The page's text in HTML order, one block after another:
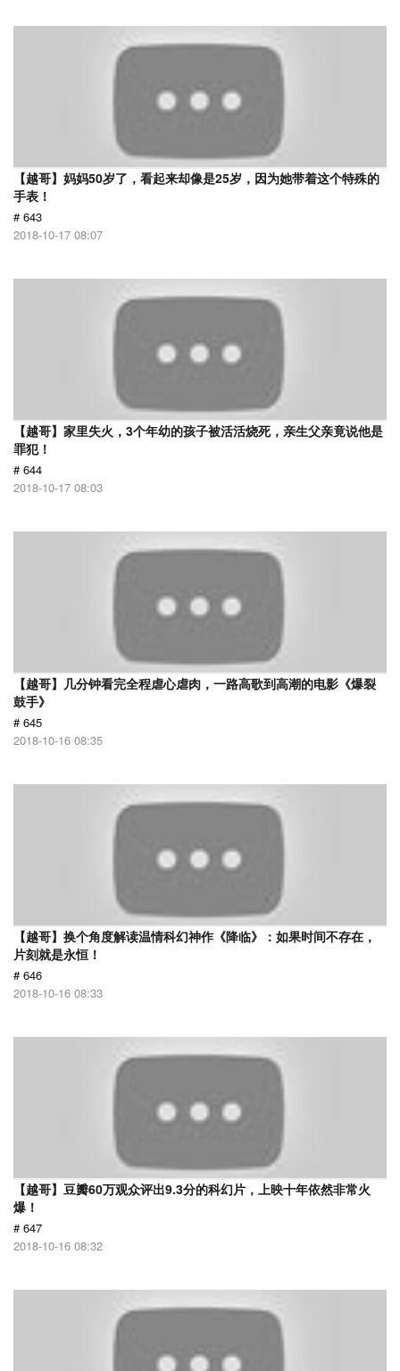
【越哥】妈妈50岁了，看起来却像是25岁，因为她带着这个特殊的
手表！
# 643
2018-10-17 08:07
【越哥】家里失火，3个年幼的孩子被活活烧死，亲生父亲竟说他是
罪犯！
# 644
2018-10-17 08:03
【越哥】几分钟看完全程虐心虐肉，一路高歌到高潮的电影《爆裂
鼓手》
# 645
2018-10-16 08:35
【越哥】换个角度解读温情科幻神作《降临》：如果时间不存在，
片刻就是永恒！
# 646
2018-10-16 08:33
【越哥】豆瓣60万观众评出9.3分的科幻片，上映十年依然非常火
爆！
# 647
2018-10-16 08:32